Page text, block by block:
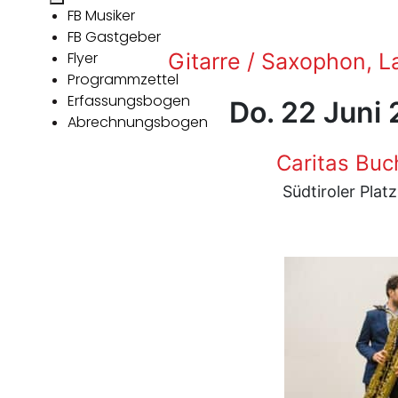
FB Musiker
FB Gastgeber
Flyer
Programmzettel
Erfassungsbogen
Abrechnungsbogen
Gitarre / Saxophon,
Do. 22 Juni
Caritas
Südtiroler